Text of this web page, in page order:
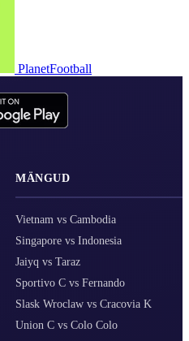
PlanetFootball
MÄNGUD
Vietnam vs Cambodia
Singapore vs Indonesia
Jaiyq vs Taraz
Sportivo C vs Fernando
Slask Wroclaw vs Cracovia K
Union C vs Colo Colo